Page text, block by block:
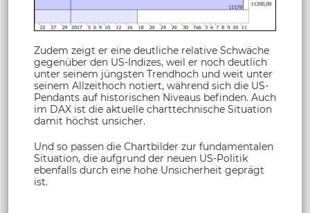
Zudem zeigt er eine deutliche relative Schwäche
gegenüber den US-Indizes, weil er noch deutlich
unter seinem jüngsten Trendhoch und weit unter
seinem Allzeithoch notiert, während sich die US-
Pendants auf historischen Niveaus befinden. Auch
im DAX ist die aktuelle charttechnische Situation
damit höchst unsicher.
Und so passen die Chartbilder zur fundamentalen
Situation, die aufgrund der neuen US-Politik
ebenfalls durch eine hohe Unsicherheit geprägt
ist.